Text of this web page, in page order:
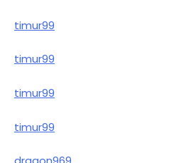
timur99
timur99
timur99
timur99